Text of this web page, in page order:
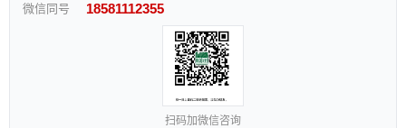
微信同号 18581112355
扫码加微信咨询